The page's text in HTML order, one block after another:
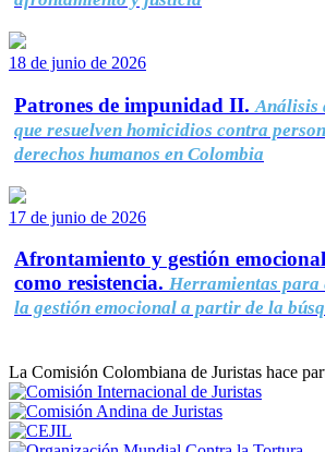
18 de junio de 2026
Patrones de impunidad II. Análisis
que resuelven homicidios contra
derechos humanos en Colombia
17 de junio de 2026
Afrontamiento y gestión
como resistencia. Herramientas
la gestión emocional a partir de la
La Comisión Colombiana de Juristas hace